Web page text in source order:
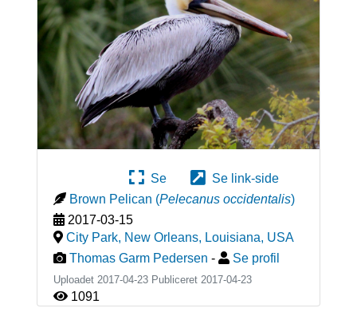
Se
Se link-side
Brown Pelican (Pelecanus occidentalis)
2017-03-15
City Park, New Orleans, Louisiana, USA
Thomas Garm Pedersen - Se profil
Uploadet 2017-04-23 Publiceret 2017-04-23
1091